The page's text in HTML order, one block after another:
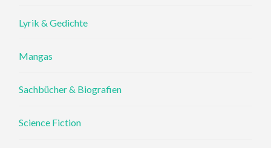
Lyrik & Gedichte
Mangas
Sachbücher & Biografien
Science Fiction